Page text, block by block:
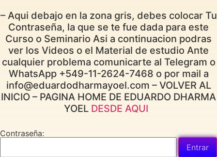
– Aqui debajo en la zona gris, debes colocar Tu
Contraseña, la que se te fue dada para este
Curso o Seminario Asi a continuacion podras
ver los Videos o el Material de estudio Ante
cualquier problema comunicarte al Telegram o
WhatsApp +549-11-2624-7468 o por mail a
info@eduardodharmayoel.com – VOLVER AL
INICIO – PAGINA HOME DE EDUARDO DHARMA
YOEL DESDE AQUI
Contraseña: